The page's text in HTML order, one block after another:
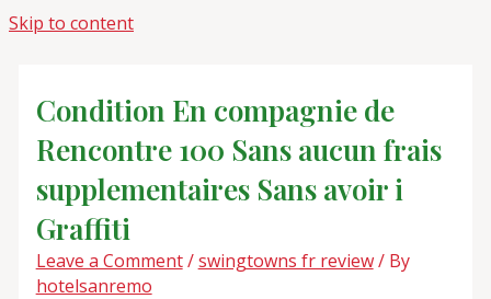
Skip to content
Condition En compagnie de
Rencontre 100 Sans aucun frais
supplementaires Sans avoir i
Graffiti
Leave a Comment/swingtowns fr review/ By
hotelsanremo